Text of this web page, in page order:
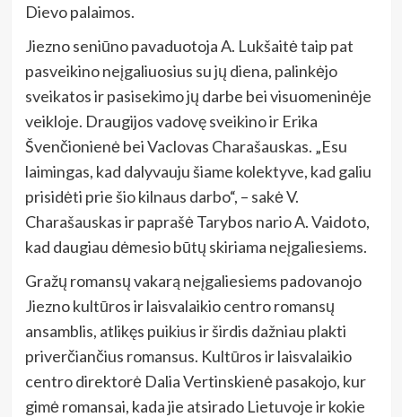
Dievo palaimos.
Jiezno seniūno pavaduotoja A. Lukšaitė taip pat
pasveikino neįgaliuosius su jų diena, palinkėjo
sveikatos ir pasisekimo jų darbe bei visuomeninėje
veikloje. Draugijos vadovę sveikino ir Erika
Švenčionienė bei Vaclovas Charašauskas. „Esu
laimingas, kad dalyvauju šiame kolektyve, kad galiu
prisidėti prie šio kilnaus darbo“, – sakė V.
Charašauskas ir paprašė Tarybos nario A. Vaidoto,
kad daugiau dėmesio būtų skiriama neįgaliesiems.
Gražų romansų vakarą neįgaliesiems padovanojo
Jiezno kultūros ir laisvalaikio centro romansų
ansamblis, atlikęs puikius ir širdis dažniau plakti
priverčiančius romansus. Kultūros ir laisvalaikio
centro direktorė Dalia Vertinskienė pasakojo, kur
gimė romansai, kada jie atsirado Lietuvoje ir kokie